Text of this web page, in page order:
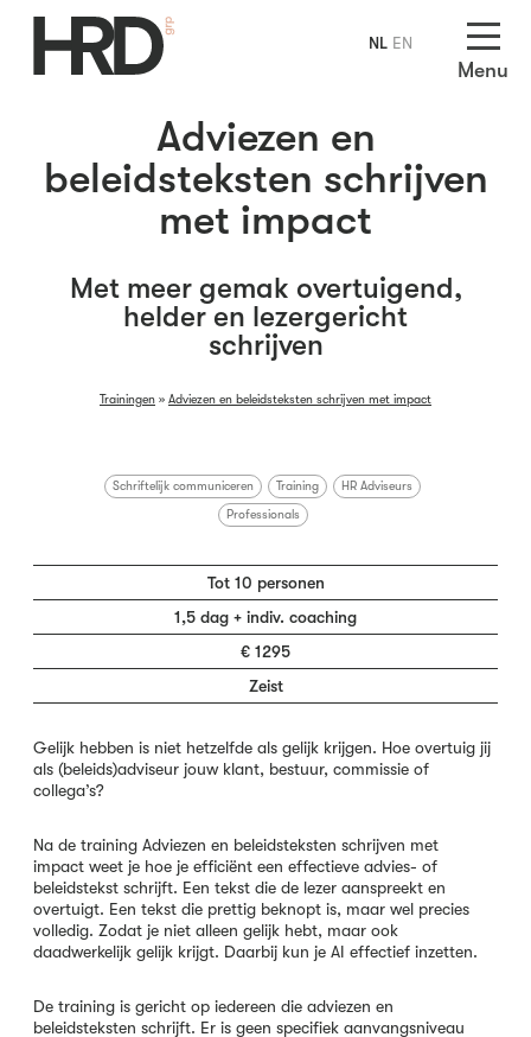
Menu
Adviezen en
beleidsteksten schrijven
met impact
Met meer gemak overtuigend,
helder en lezergericht
schrijven
Trainingen » Adviezen en beleidsteksten schrijven met impact
Schriftelijk communiceren Training
HR Adviseurs
Professionals
Tot 10 personen
1,5 dag + indiv. coaching
€ 1295
Zeist
Gelijk hebben is niet hetzelfde als gelijk krijgen. Hoe overtuig jij
als (beleids)adviseur jouw klant, bestuur, commissie of
collega’s?
Na de training Adviezen en beleidsteksten schrijven met
impact weet je hoe je efficiënt een effectieve advies- of
beleidstekst schrijft. Een tekst die de lezer aanspreekt en
overtuigt. Een tekst die prettig beknopt is, maar wel precies
volledig. Zodat je niet alleen gelijk hebt, maar ook
daadwerkelijk gelijk krijgt. Daarbij kun je AI effectief inzetten.
De training is gericht op iedereen die adviezen en
beleidsteksten schrijft. Er is geen specifiek aanvangsniveau
NL EN